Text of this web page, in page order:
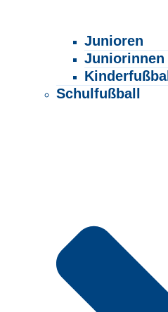
Junioren
Juniorinnen
Kinderfußball
Schulfußball